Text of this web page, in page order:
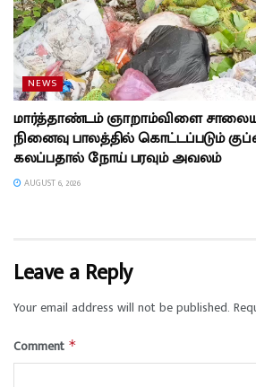
NEWS
மார்த்தாண்டம் ஞாறாம்விளை
நினைவு பாலத்தில் கொட்டப்படும்
கலப்பதால் நோய் பரவும் அவலம்
AUGUST 6, 2026
Leave a Reply
Your email address will not be published.
Comment *